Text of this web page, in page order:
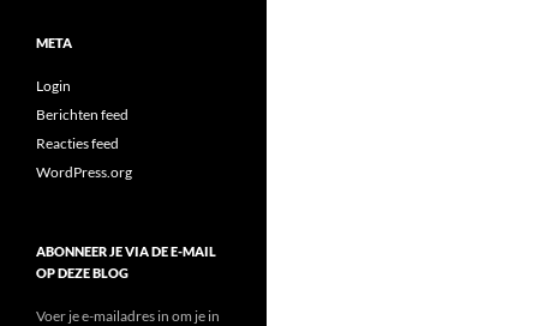
META
Login
Berichten feed
Reacties feed
WordPress.org
ABONNEER JE VIA DE E-MAIL
OP DEZE BLOG
Voer je e-mailadres in om je in